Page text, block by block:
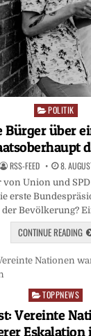
Posted
POLITIK
Bürger über
RSS-FEED 8.
Union und SPD
erste
Bevölkerung?
CONTINUE READING
Posted
TOPPNEWS
Vereinte
Eskalation